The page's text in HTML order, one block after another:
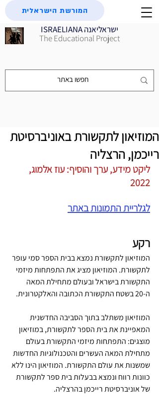
ISRAELIANA ישראליאנה
The Educational Project
המורשת הישראלית
המוזיאון לתקשורת באוניברסיטת
רייכמן, הרצליה
ליקט מידע, ערך והוסיף: עוז אלמוג,
2022
לגלריית התמונות באתר
רקע
המוזיאון לתקשורת נמצא בבית הספר סמי עופר
לתקשורת. המוזיאון מציג את התפתחות מיזמי
התקשורת בישראל ובעולם מתחילת המאה
ה-20 בשטח התקשורת הכתובה והאלקטרונית.
המוזיאון משתלב בתוך הסביבה החדשנית
המאפיינת את בית הספר לתקשורת, במוזיאון
מוצגים: התפתחות מיזמי התקשורת בעולם
מתחילת המאה העשרים והטכנולוגיות החדשות
שמשנות את עולם התקשורת. המוזיאון הינו ללא
כוונות רווח ונמצא בבעלות בית ספר לתקשורת
של אוניברסיטת רייכמן בהרצליה.